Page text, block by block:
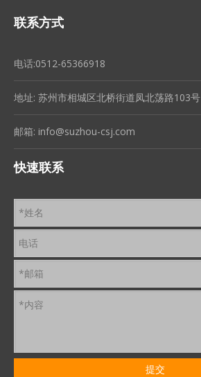
联系方式
电话:0512-65366918
地址: 苏州市相城区北桥街道凤北荡路103号
邮箱: info@suzhou-csj.com
快速联系